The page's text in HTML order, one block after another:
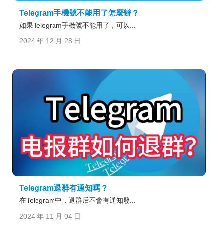
Telegram手機號不能用了怎麼辦？
如果Telegram手機號不能用了，可以...
2024 年 12 月 28 日
Telegram退群有通知嗎？
在Telegram中，退群后不會有通知發...
2024 年 11 月 04 日